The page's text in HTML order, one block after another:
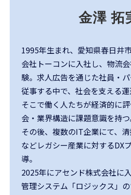
金澤 拓
1995年生まれ、愛知県春日井
会社トーコンに入社し、物流
験。求人広告を通じた社員・
従事する中で、社会を支える運
そこで働く人たちが経済的に
会・業界構造に課題意識を持つ
その後、複数のIT企業にて、
などレガシー産業に対するDX
導。
2025年にアセンド株式会社に
管理システム「ロジックス」の